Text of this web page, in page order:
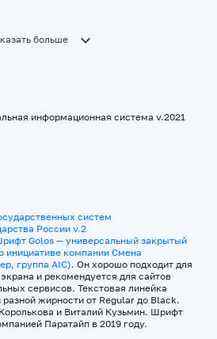
больше
информационная система v.2021
систем
России v.2
Golos — универсальный закрытый
инициативе компании Смена
группа AIC). Он хорошо подходит для
и рекомендуется для сайтов
сервисов. Текстовая линейка
разной жирности от Regular до Black.
и Виталий Кузьмин. Шрифт
Паратайп в 2019 году.